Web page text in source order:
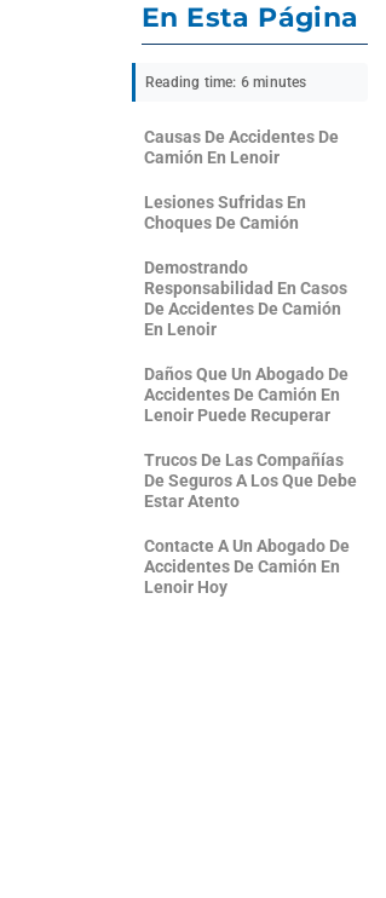
En Esta Página
Reading time: 6 minutes
Causas De Accidentes De
Camión En Lenoir
Lesiones Sufridas En
Choques De Camión
Demostrando
Responsabilidad En Casos
De Accidentes De Camión
En Lenoir
Daños Que Un Abogado De
Accidentes De Camión En
Lenoir Puede Recuperar
Trucos De Las Compañías
De Seguros A Los Que Debe
Estar Atento
Contacte A Un Abogado De
Accidentes De Camión En
Lenoir Hoy